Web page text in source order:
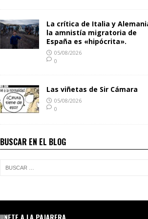
La crítica de Italia y
la amnistía migratoria de
España es «hipócrita».
05/08/2026
0
Las viñetas de Sir Cámara
05/08/2026
0
BUSCAR EN EL BLOG
UNETE A LA PAJARERA